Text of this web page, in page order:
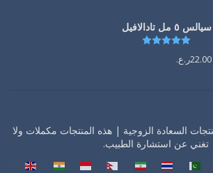
سيالس ٥ مل تادالافيل
22.00ر.ع.
السعادة الزوجية | هذه المنتجات مكملات ولا
تغني عن استشارة الطبيب.